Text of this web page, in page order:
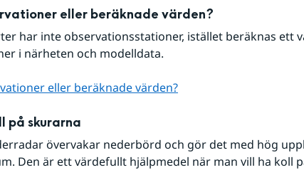
eller beräknade värden?
har inte observationsstationer, istället beräknas ett
i närheten och modelldata.
eller beräknade värden?
på skurarna
övervakar nederbörd och gör det med hög
Den är ett värdefullt hjälpmedel när man vill ha koll